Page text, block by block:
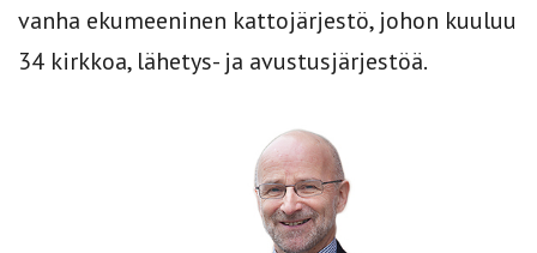
vanha ekumeeninen kattojärjestö, johon kuuluu
34 kirkkoa, lähetys- ja avustusjärjestöä.